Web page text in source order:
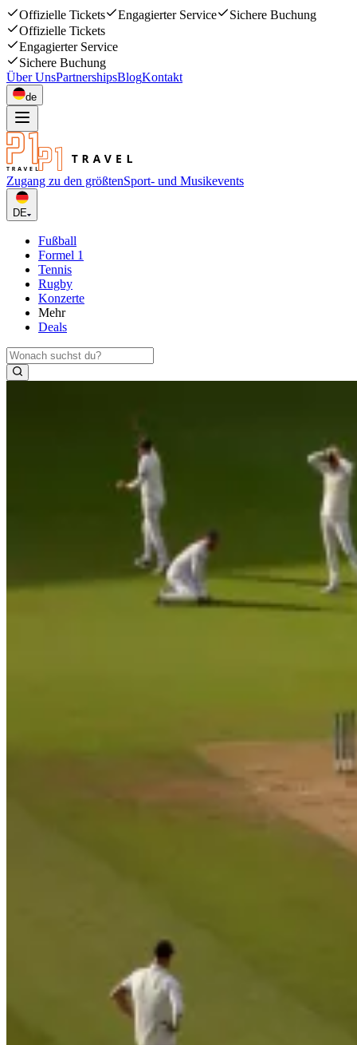
Offizielle Tickets Engagierter Service
Sichere Buchung
Offizielle Tickets
Engagierter Service
Sichere Buchung
Über UnsPartnershipsBlogKontakt
de
Zugang zu den größtenSport- und Musikevents
DE
Fußball
Formel 1
Tennis
Rugby
Konzerte
Mehr
Deals